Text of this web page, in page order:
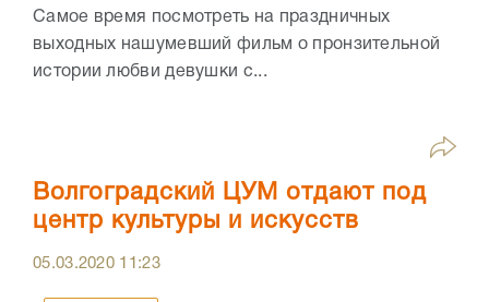
Самое время посмотреть на праздничных
выходных нашумевший фильм о пронзительной
истории любви девушки с...
Волгоградский ЦУМ отдают под
центр культуры и искусств
05.03.2020 11:23